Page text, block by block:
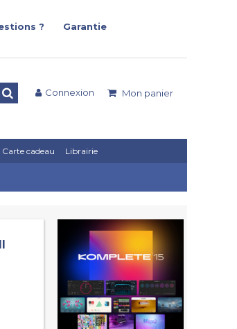
?
Garantie
Mon panier
Connexion
Carte cadeau Librairie